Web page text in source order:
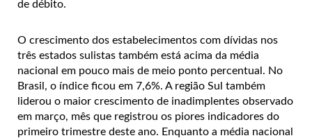
de débito.
O crescimento dos estabelecimentos com dívidas nos
três estados sulistas também está acima da média
nacional em pouco mais de meio ponto percentual. No
Brasil, o índice ficou em 7,6%. A região Sul também
liderou o maior crescimento de inadimplentes observado
em março, mês que registrou os piores indicadores do
primeiro trimestre deste ano. Enquanto a média nacional